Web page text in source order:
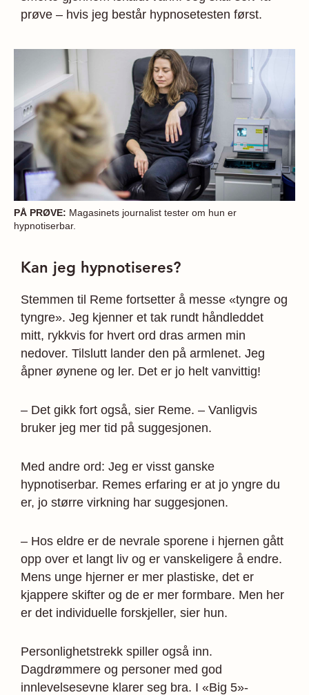
prøve – hvis jeg består hypnosetesten først.
PÅ PRØVE: Magasinets journalist tester om hun er
hypnotiserbar.
Kan jeg hypnotiseres?
Stemmen til Reme fortsetter å messe «tyngre og
tyngre». Jeg kjenner et tak rundt håndleddet
mitt, rykkvis for hvert ord dras armen min
nedover. Tilslutt lander den på armlenet. Jeg
åpner øynene og ler. Det er jo helt vanvittig!
– Det gikk fort også, sier Reme. – Vanligvis
bruker jeg mer tid på suggesjonen.
Med andre ord: Jeg er visst ganske
hypnotiserbar. Remes erfaring er at jo yngre du
er, jo større virkning har suggesjonen.
– Hos eldre er de nevrale sporene i hjernen gått
opp over et langt liv og er vanskeligere å endre.
Mens unge hjerner er mer plastiske, det er
kjappere skifter og de er mer formbare. Men her
er det individuelle forskjeller, sier hun.
Personlighetstrekk spiller også inn.
Dagdrømmere og personer med god
innlevelsesevne klarer seg bra. I «Big 5»-